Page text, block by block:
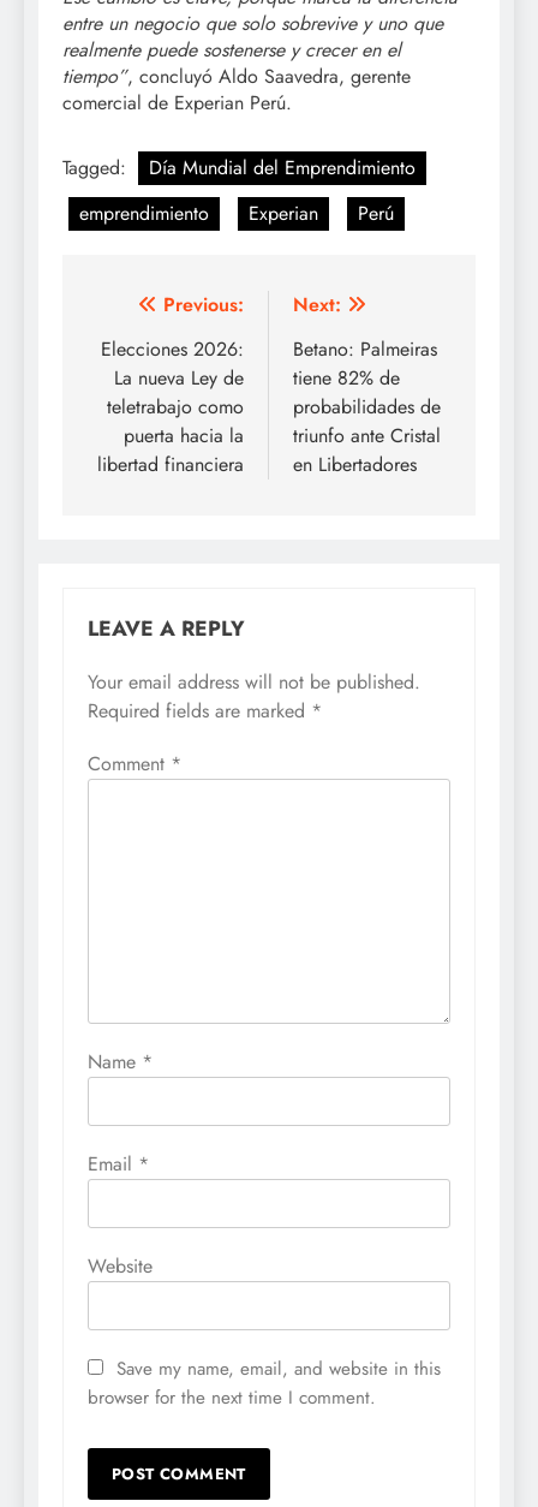
entre un negocio que solo sobrevive y uno que
realmente puede sostenerse y crecer en el
tiempo”, concluyó Aldo Saavedra, gerente
comercial de Experian Perú.
Tagged:
Día Mundial del Emprendimiento
emprendimiento
Experian Perú
Post
navigation
Previous:
Elecciones 2026:
La nueva Ley de
teletrabajo como
puerta hacia la
libertad financiera
Next:
Betano: Palmeiras
tiene 82% de
probabilidades de
triunfo ante Cristal
en Libertadores
LEAVE A REPLY
Your email address will not be published.
Required fields are marked *
Comment *
Name *
Email *
Website
Save my name, email, and website in this
browser for the next time I comment.